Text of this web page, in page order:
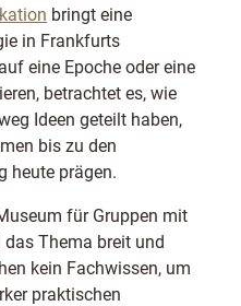
bringt eine
in Frankfurts
eine Epoche oder eine
betrachtet es, wie
Ideen geteilt haben,
bis zu den
heute prägen.
für Gruppen mit
Thema breit und
kein Fachwissen, um
praktischen